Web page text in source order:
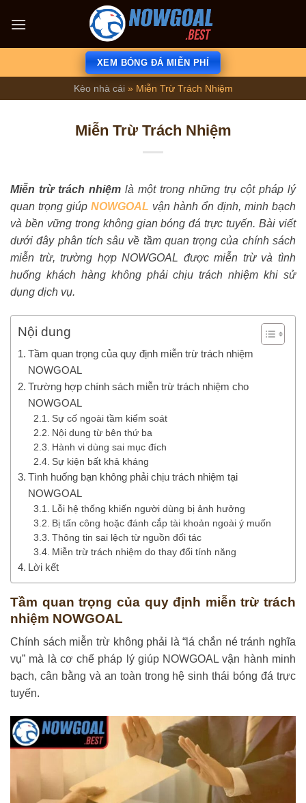
qua
XEM BÓNG ĐÁ MIỄN PHÍ
Kèo nhà cái» Miễn Trừ Trách Nhiệm
Miễn Trừ Trách Nhiệm
Miễn trừ trách nhiệm là một trong những trụ cột pháp lý
quan trọng giúp NOWGOAL vận hành ổn định, minh bạch
và bền vững trong không gian bóng đá trực tuyến. Bài viết
dưới đây phân tích sâu về tầm quan trọng của chính sách
miễn trừ, trường hợp NOWGOAL được miễn trừ và tình
huống khách hàng không phải chịu trách nhiệm khi sử
dụng dịch vụ.
Nội dung
Tầm quan trọng của quy định miễn trừ trách nhiệm
NOWGOAL
Trường hợp chính sách miễn trừ trách nhiệm cho
NOWGOAL
Sự cố ngoài tầm kiểm soát
Nội dung từ bên thứ ba
Hành vi dùng sai mục đích
Sự kiện bất khả kháng
Tình huống bạn không phải chịu trách nhiệm tại
NOWGOAL
Lỗi hệ thống khiến người dùng bị ảnh hưởng
Bị tấn công hoặc đánh cắp tài khoản ngoài ý muốn
Thông tin sai lệch từ nguồn đối tác
Miễn trừ trách nhiệm do thay đổi tính năng
Lời kết
Tầm quan trọng của quy định miễn trừ trách
nhiệm NOWGOAL
Chính sách miễn trừ không phải là “lá chắn né tránh nghĩa
vụ” mà là cơ chế pháp lý giúp NOWGOAL vận hành minh
bạch, cân bằng và an toàn trong hệ sinh thái bóng đá trực
tuyến.